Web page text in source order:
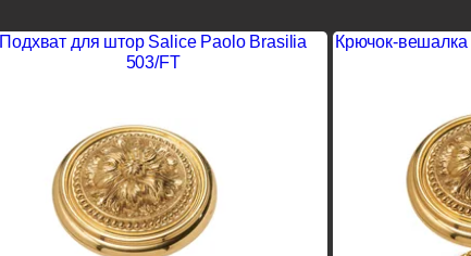
Подхват для штор Salice Paolo Brasilia
503/FT
Крючок-